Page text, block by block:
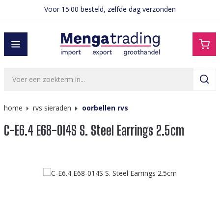
Voor 15:00 besteld, zelfde dag verzonden
home rvs sieraden oorbellen rvs
C-E6.4 E68-014S S. Steel Earrings 2.5cm
Afbeeldingengalerij overslaan